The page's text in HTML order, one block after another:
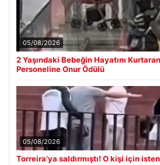
05/08/2026
2 Yaşındaki Bebeğin Hayatını
Personeline Onur Ödülü
05/08/2026
Torreira’ya saldırmıştı! O kişi için